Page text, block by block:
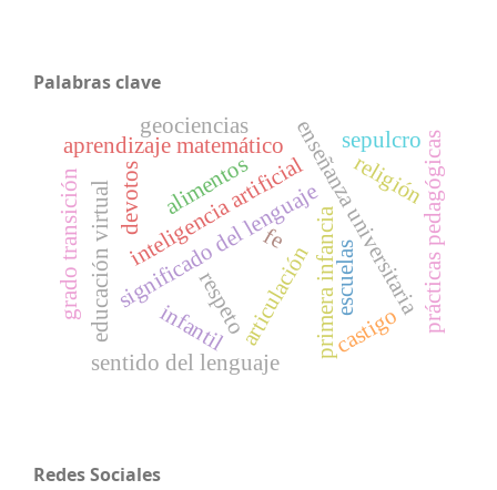
Palabras clave
inteligencia artificialenseñanza universitaria
primera infancia
articulación
significado del lenguaje
sentido del lenguaje
aprendizaje matemático prácticas pedagógicas
fe
devotos
sepulcro
geociencias
respeto castigo
religión
infantil
alimentos
educación virtual
grado transición escuelas
Redes Sociales